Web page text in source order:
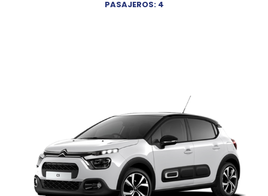
PASAJEROS: 4